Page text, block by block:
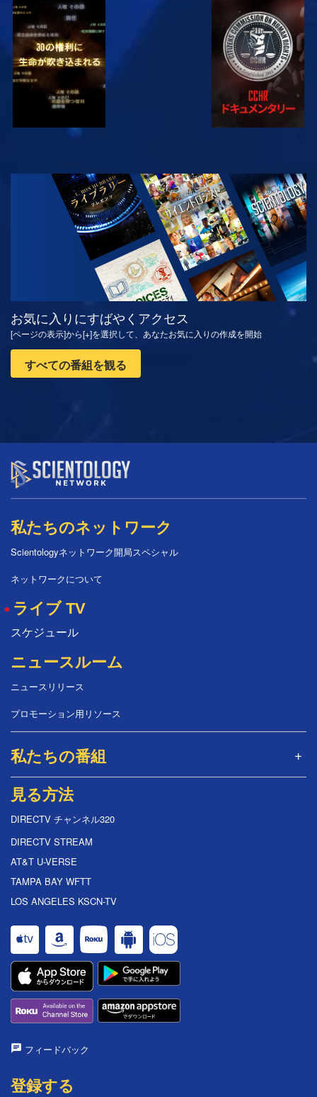
観る
観る シリーズを探求
お気に入りにすばやくアクセス
[ページの表示]から[+]を選択して、あなたお気に入りの作成を開始
すべての番組を観る
私たちのネットワーク
Scientologyネットワーク開局スペシャル
ネットワークについて
ライブ TV
スケジュール
ニュースルーム
ニュースリリース
プロモーション用リソース
私たちの番組
見る方法
DIRECTV チャンネル320
DIRECTV STREAM
AT&T U-VERSE
TAMPA BAY WFTT
LOS ANGELES KSCN-TV
フィードバック
登録する